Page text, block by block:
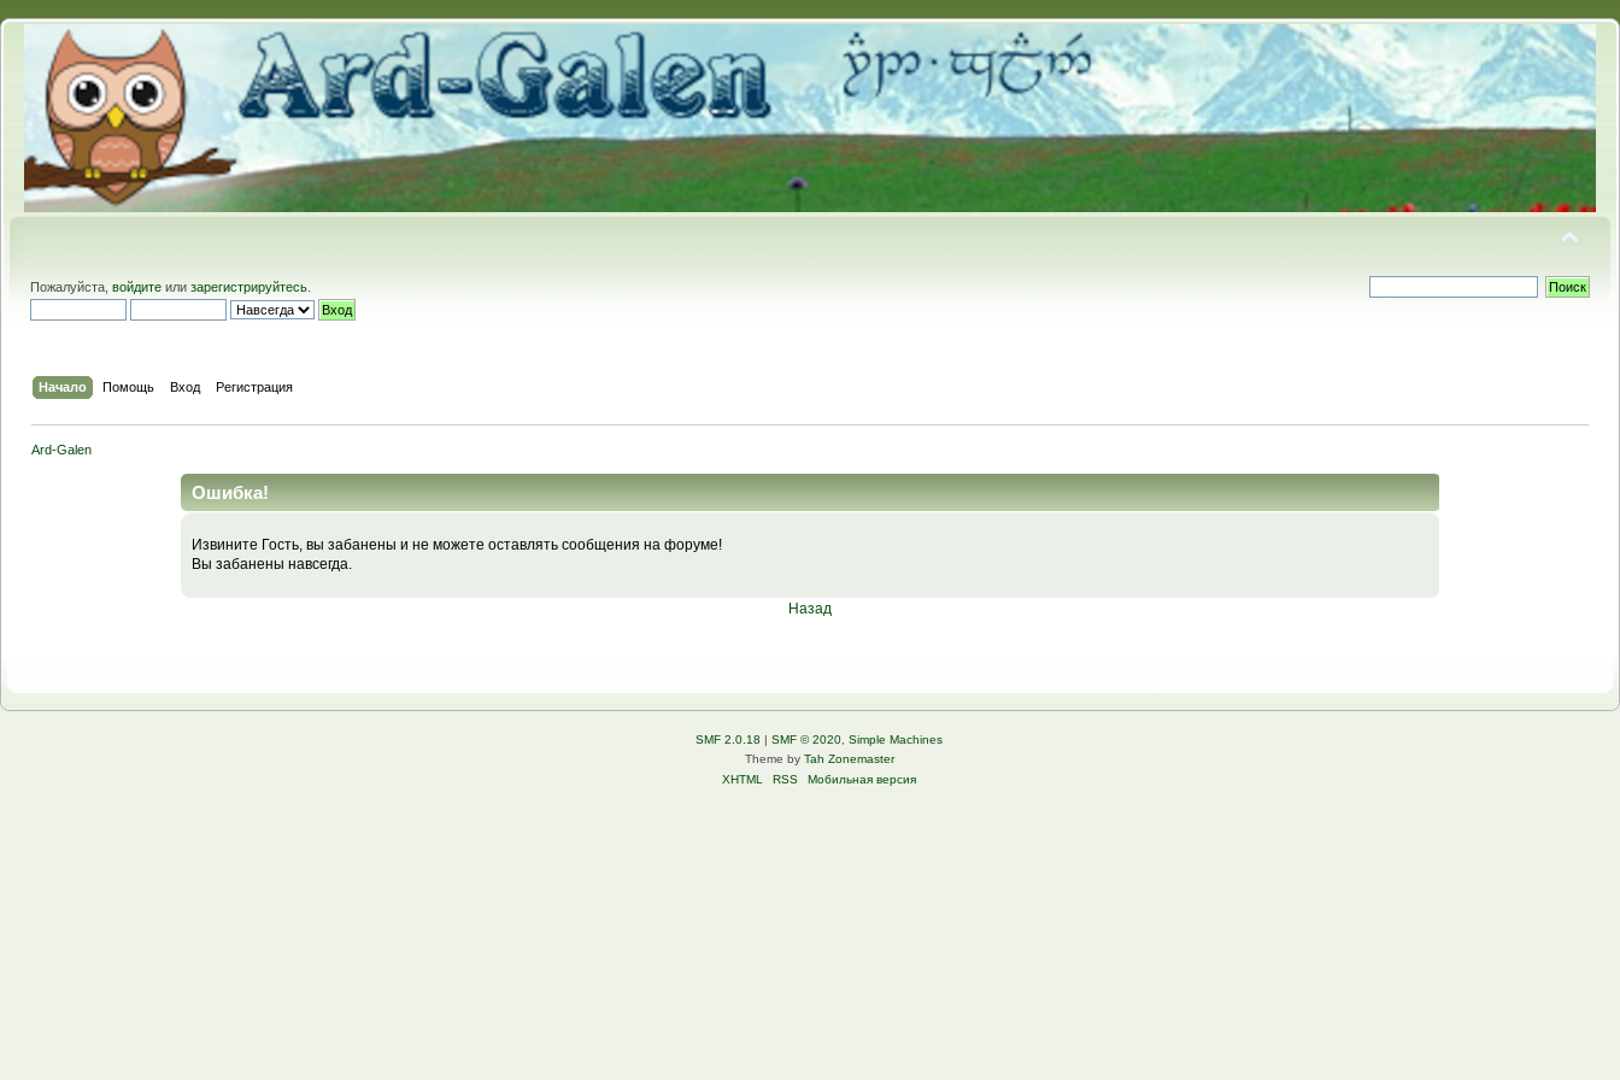
Пожалуйста, войдите или зарегистрируйтесь
Начало Помощь Вход Регистрация
Ard-Galen
Ошибка!
Извините Гость, вы забанены и не можете оставлять сообщения на форуме!
Вы забанены навсегда.
Назад
SMF 2.0.18 | SMF © 2020, Simple Machines
Theme by Tah Zonemaster
XHTML
RSS Мобильная версия